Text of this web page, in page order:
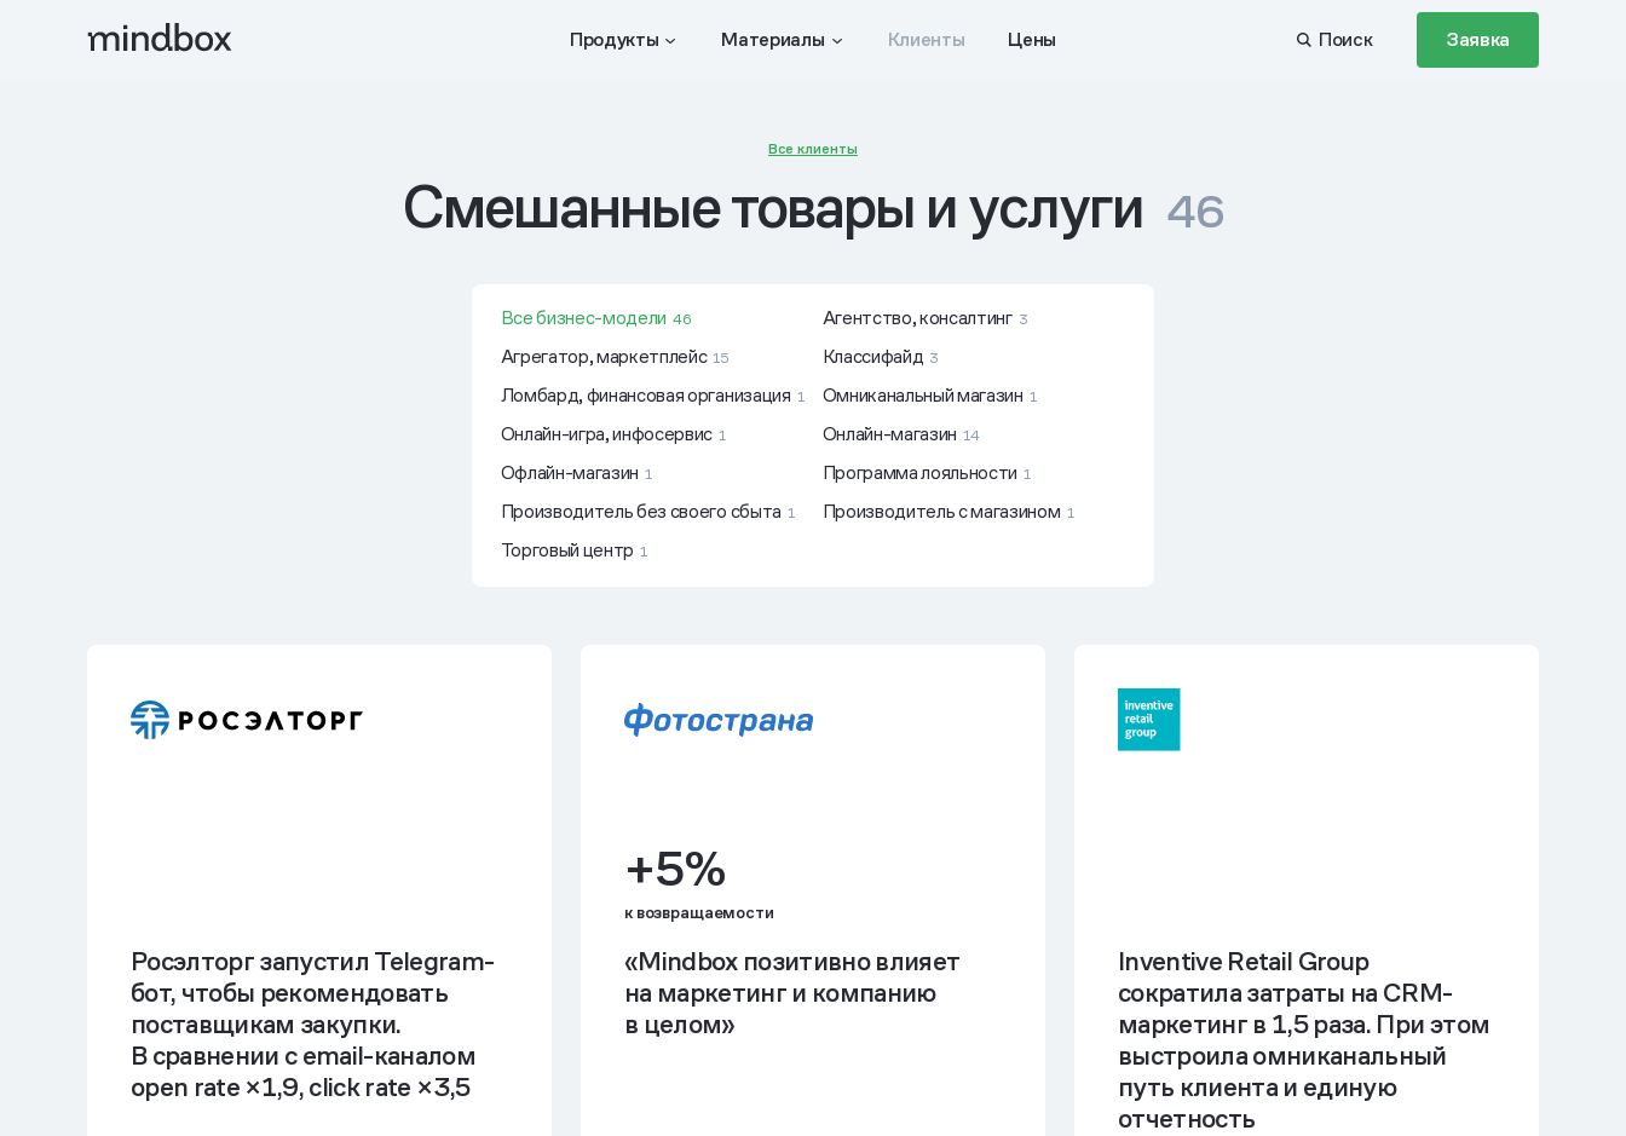
Продукты Материалы Клиенты Цены Поиск Заявка
Все клиенты
Смешанные товары и услуги 46
Все бизнес-модели 46 Агентство, консалтинг 3
Агрегатор, маркетплейс 15 Классифайд 3
Ломбард, финансовая организация 1 Омниканальный магазин 1
Онлайн-игра, инфосервис 1 Онлайн-магазин 14
Офлайн-магазин 1 Программа лояльности 1
Производитель без своего сбыта 1 Производитель с магазином 1
Торговый центр 1
Росэлторг запустил Telegram-
бот, чтобы рекомендовать
поставщикам закупки.
В сравнении с email-каналом
open rate ×1,9, click rate ×3,5
+5%
к возвращаемости
«Mindbox позитивно влияет
на маркетинг и компанию
в целом»
Inventive Retail Group
сократила затраты на CRM-
маркетинг в 1,5 раза. При этом
выстроила омниканальный
путь клиента и единую
отчетность